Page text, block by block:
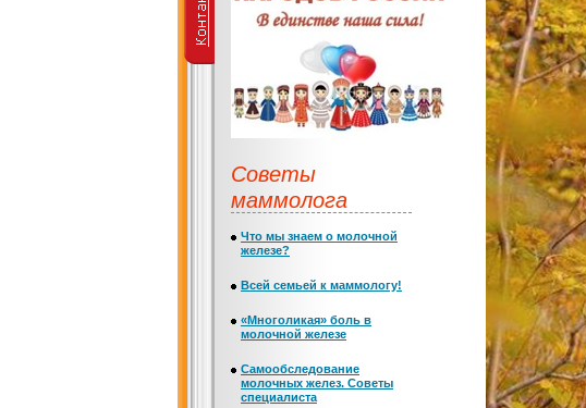
Советы
маммолога
Что мы знаем о молочной
железе?
Всей семьей к маммологу!
«Многоликая» боль в
молочной железе
Самообследование
молочных желез. Советы
специалиста